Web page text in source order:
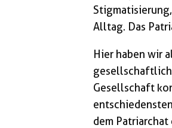
Alltag. Das
Hier haben wir
Gesellschaft
dem Patriarchat